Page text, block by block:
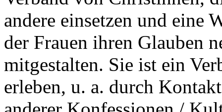
andere einsetzen und eine
der Frauen ihren Glauben
mitgestalten. Sie ist ein
erleben, u. a. durch